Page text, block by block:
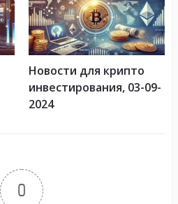
Новости для крипто
инвестирования, 03-09-
2024
0